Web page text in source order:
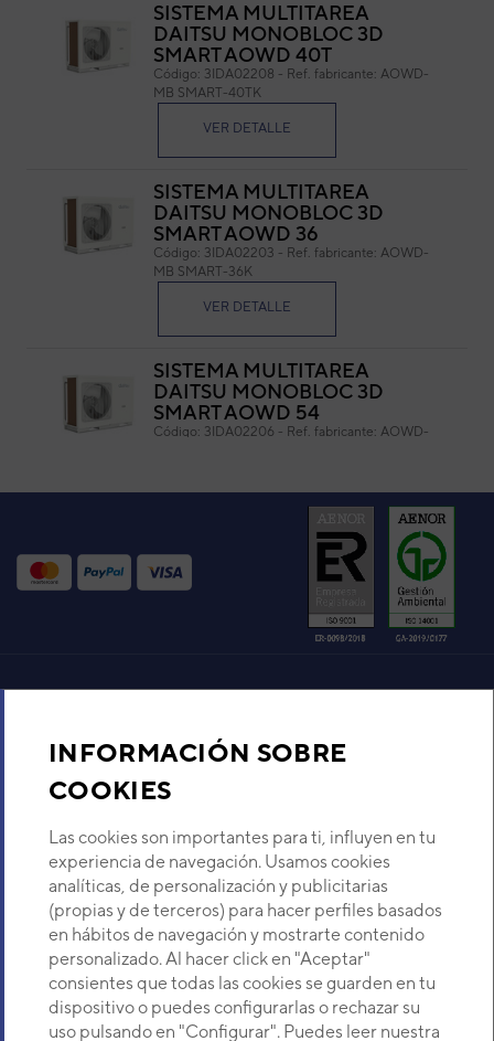
INFORMACIÓN SOBRE
COOKIES
Las cookies son importantes para ti, influyen en tu
experiencia de navegación. Usamos cookies
analíticas, de personalización y publicitarias
(propias y de terceros) para hacer perfiles basados
en hábitos de navegación y mostrarte contenido
personalizado. Al hacer click en "Aceptar"
consientes que todas las cookies se guarden en tu
dispositivo o puedes configurarlas o rechazar su
uso pulsando en "Configurar". Puedes leer nuestra
SISTEMA MULTITAREA
DAITSU MONOBLOC 3D
SMART AOWD 40T
Código: 3IDA02208 - Ref. fabricante: AOWD-
MB SMART-40TK
VER DETALLE
SISTEMA MULTITAREA
DAITSU MONOBLOC 3D
SMART AOWD 36
Código: 3IDA02203 - Ref. fabricante: AOWD-
MB SMART-36K
VER DETALLE
SISTEMA MULTITAREA
DAITSU MONOBLOC 3D
SMART AOWD 54
Código: 3IDA02206 - Ref. fabricante: AOWD-
SISTEMA MULTITAREA
DAITSU MONOBLOC 3D
SMART AOWD 18
Ref. fabricante:
AOWD-
DAITSU MONOBLOC 3D
Código:
VER DETALLE
SISTEMA MULTITAREA
DAITSU MONOBLOC 3D
SMART AOWD 14
Código:3IDA02200- Ref. fabricante:
MB SMART-14K
VER DETALLE
Sobre Nosotros
Descubre Eurofred
Dónde Estamos
¿Buscas un servicio técnico?